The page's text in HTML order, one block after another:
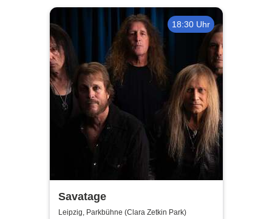
18:30 Uhr
Savatage
Leipzig, Parkbühne (Clara Zetkin Park)